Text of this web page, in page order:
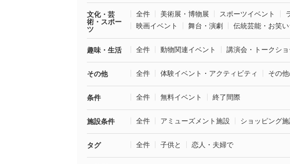
文化・芸
術・スポー
ツ
全件 美術展・博物展 スポーツイベント
映画イベント
舞台・演劇 伝統芸能・お笑
趣味・生活 全件 動物関連イベント 講演会・トークショ
その他 全件 体験イベント・アクティビティ その
条件 全件 無料イベント 終了間際
施設条件 全件 アミューズメント施設 ショッピング施
タグ 全件 子供と 恋人・夫婦で